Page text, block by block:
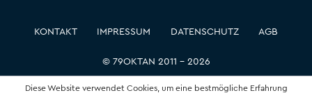
© 79OKTAN 2011 – 2026
KONTAKT IMPRESSUM DATENSCHUTZ AGB
Diese Website verwendet Cookies, um eine bestmögliche Erfahrung